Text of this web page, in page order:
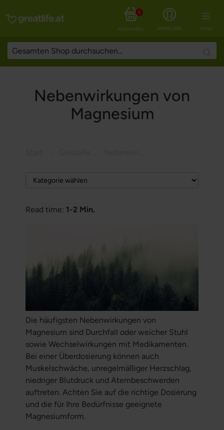
MENÜ
ANMELDEN
MEIN WARENKORB
0
Nebenwirkungen von
Magnesium
Read time: 1-2 Min.
Die häufigsten Nebenwirkungen von
Magnesium sind Durchfall oder weicher Stuhl
sowie Wechselwirkungen mit Medikamenten.
Bei einer Überdosierung können auch
Muskelschwäche, unregelmäßiger Herzschlag,
niedriger Blutdruck und Atembeschwerden
auftreten. Achten Sie auf die richtige Dosierung
und die für Ihre Bedürfnisse geeignete
Magnesiumform.